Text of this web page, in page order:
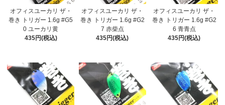
オフィスユーカリ ザ・
巻き トリガー 1.6g #G5
0 ユーカリ黄
435円(税込)
オフィスユーカリ ザ・
巻き トリガー 1.6g #G2
7 赤柴点
435円(税込)
オフィスユーカリ ザ・
巻き トリガー 1.6g #G2
6 青青点
435円(税込)